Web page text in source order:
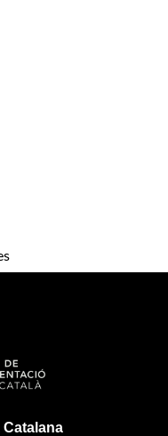
Catalana